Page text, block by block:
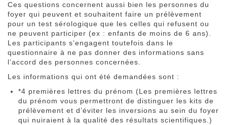
Ces questions concernent aussi bien les personnes du
foyer qui peuvent et souhaitent faire un prélèvement
pour un test sérologique que les celles qui refusent ou
ne peuvent participer (ex : enfants de moins de 6 ans).
Les participants s’engagent toutefois dans le
questionnaire à ne pas donner des informations sans
l’accord des personnes concernées.
Les informations qui ont été demandées sont :
*4 premières lettres du prénom (Les premières lettres
du prénom vous permettront de distinguer les kits de
prélèvement et d’éviter les inversions au sein du foyer
qui nuiraient à la qualité des résultats scientifiques.)